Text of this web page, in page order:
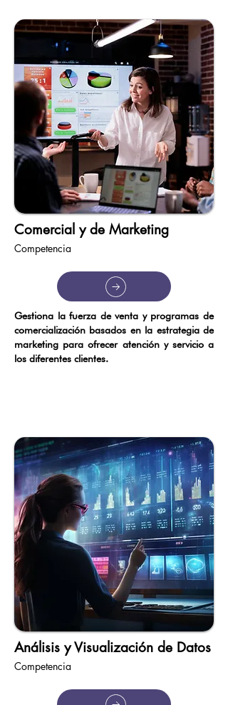
Comercial y de Marketing
Competencia
Gestiona la fuerza de venta y programas de
comercialización basados en la estrategia de
marketing para ofrecer atención y servicio a
los diferentes clientes.
Análisis y Visualización de Datos
Competencia